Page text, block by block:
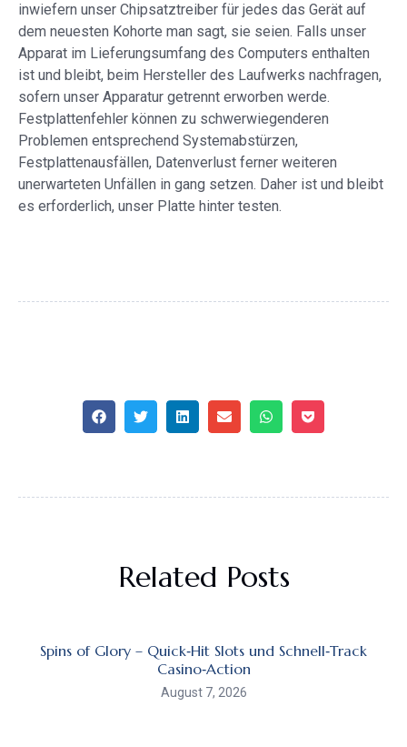
inwiefern unser Chipsatztreiber für jedes das Gerät auf
dem neuesten Kohorte man sagt, sie seien. Falls unser
Apparat im Lieferungsumfang des Computers enthalten
ist und bleibt, beim Hersteller des Laufwerks nachfragen,
sofern unser Apparatur getrennt erworben werde.
Festplattenfehler können zu schwerwiegenderen
Problemen entsprechend Systemabstürzen,
Festplattenausfällen, Datenverlust ferner weiteren
unerwarteten Unfällen in gang setzen. Daher ist und bleibt
es erforderlich, unser Platte hinter testen.
Related Posts
Spins of Glory – Quick‑Hit Slots und Schnell‑Track
Casino‑Action
August 7, 2026